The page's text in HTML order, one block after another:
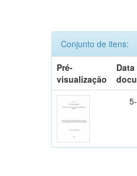
Conjunto de itens:
Pré-
visualização